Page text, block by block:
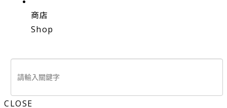
商店
Shop
CLOSE